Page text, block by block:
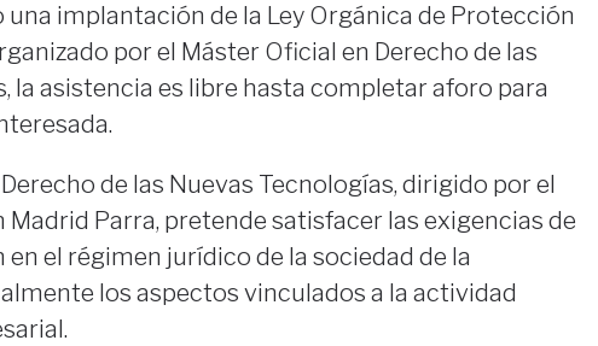
una implantación de la Ley Orgánica de Protección
por el Máster Oficial en Derecho de las
la asistencia es libre hasta completar aforo para
de las Nuevas Tecnologías, dirigido por el
Parra, pretende satisfacer las exigencias de
el régimen jurídico de la sociedad de la
los aspectos vinculados a la actividad